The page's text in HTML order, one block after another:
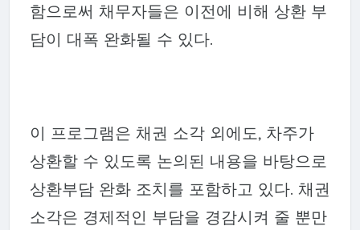
함으로써 채무자들은 이전에 비해 상환 부
담이 대폭 완화될 수 있다.
이 프로그램은 채권 소각 외에도, 차주가
상환할 수 있도록 논의된 내용을 바탕으로
상환부담 완화 조치를 포함하고 있다. 채권
소각은 경제적인 부담을 경감시켜 줄 뿐만